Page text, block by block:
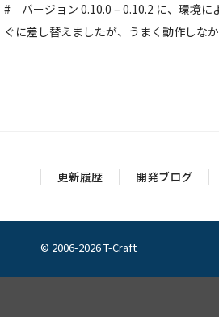
# バージョン 0.10.0 – 0.10.2 に、環境に
ぐに差し替えましたが、うまく動作しな
更新履歴 開発ブログ
© 2006-2026 T-Craft